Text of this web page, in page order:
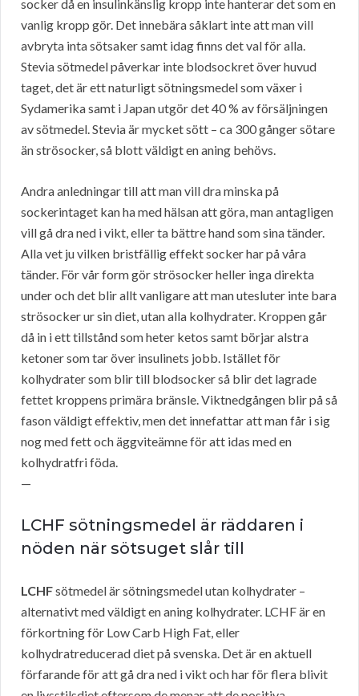
socker då en insulinkänslig kropp inte hanterar det som en
vanlig kropp gör. Det innebära såklart inte att man vill
avbryta inta sötsaker samt idag finns det val för alla.
Stevia sötmedel påverkar inte blodsockret över huvud
taget, det är ett naturligt sötningsmedel som växer i
Sydamerika samt i Japan utgör det 40 % av försäljningen
av sötmedel. Stevia är mycket sött – ca 300 gånger sötare
än strösocker, så blott väldigt en aning behövs.
Andra anledningar till att man vill dra minska på
sockerintaget kan ha med hälsan att göra, man antagligen
vill gå dra ned i vikt, eller ta bättre hand som sina tänder.
Alla vet ju vilken bristfällig effekt socker har på våra
tänder. För vår form gör strösocker heller inga direkta
under och det blir allt vanligare att man utesluter inte bara
strösocker ur sin diet, utan alla kolhydrater. Kroppen går
då in i ett tillstånd som heter ketos samt börjar alstra
ketoner som tar över insulinets jobb. Istället för
kolhydrater som blir till blodsocker så blir det lagrade
fettet kroppens primära bränsle. Viktnedgången blir på så
fason väldigt effektiv, men det innefattar att man får i sig
nog med fett och äggviteämne för att idas med en
kolhydratfri föda.
—
LCHF sötningsmedel är räddaren i
nöden när sötsuget slår till
LCHFsötmedel är sötningsmedel utan kolhydrater –
alternativt med väldigt en aning kolhydrater. LCHF är en
förkortning för Low Carb High Fat, eller
kolhydratreducerad diet på svenska. Det är en aktuell
förfarande för att gå dra ned i vikt och har för flera blivit